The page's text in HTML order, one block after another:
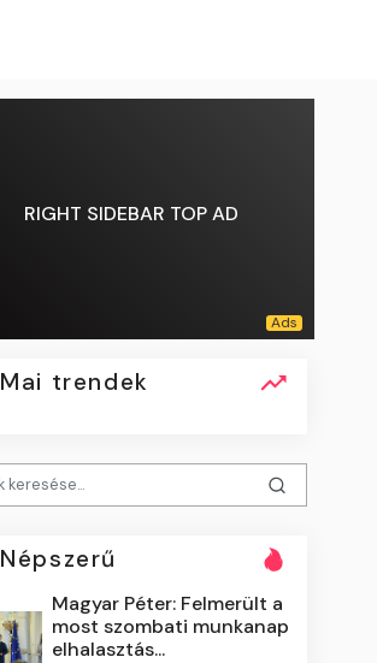
RIGHT SIDEBAR TOP AD
Mai trendek
Népszerű
Magyar Péter: Felmerült a
most szombati munkanap
elhalasztás...